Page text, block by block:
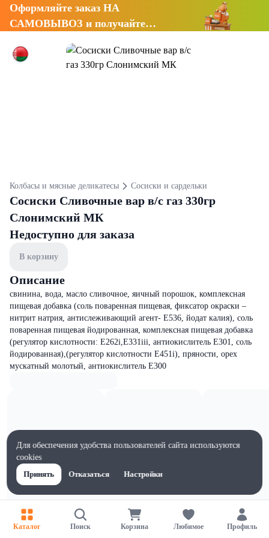
Оформляйте заказ НА
САМОВЫВОЗ и получайте
Колбасы и мясные деликатесы Сосиски и сардельки
Сосиски Сливочные вар в/с газ 330гр
Слонимский МК
Недоступно для заказа
В корзину
Описание
свинина, вода, масло сливочное, яичный порошок, комплексная
пищевая добавка (соль поваренная пищевая, фиксатор окраски –
нитрит натрия, антислеживающий агент- Е536, йодат калия), соль
поваренная пищевая йодированная, комплексная пищевая добавка
(регулятор кислотности: Е262i,Е331iii, антиокислитель Е301, соль
йодированная),(регулятор кислотности Е451i), пряности, орех
мускатный молотый, антиокислитель Е300
Каталог Поиск Корзина Любимое Профиль
Для обеспечения удобства пользователей сайта используются
cookies
Принять
Отказаться Настройки